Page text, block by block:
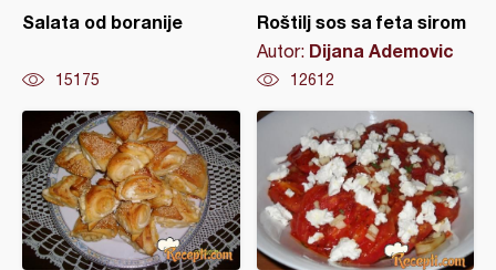
Salata od boranije
15175
Roštilj sos sa feta sirom
Autor: Dijana Ademovic
12612